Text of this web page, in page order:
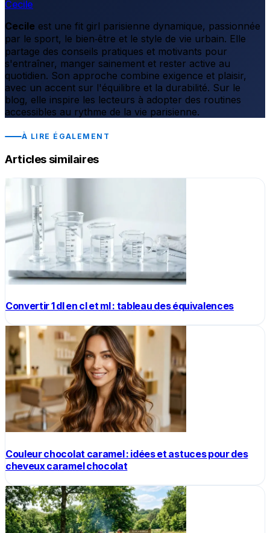
Cecile
Cecile est une fit girl parisienne dynamique, passionnée
par le sport, le bien‑être et le style de vie urbain. Elle
partage des conseils pratiques et motivants pour
s'entraîner, manger sainement et rester active au
quotidien. Son approche combine exigence et plaisir,
avec un accent sur l'équilibre et la durabilité. Sur le
blog, elle inspire les lecteurs à adopter des routines
accessibles au rythme de la vie parisienne.
À LIRE ÉGALEMENT
Articles similaires
Convertir 1 dl en cl et ml : tableau des équivalences
Couleur chocolat caramel : idées et astuces pour des
cheveux caramel chocolat